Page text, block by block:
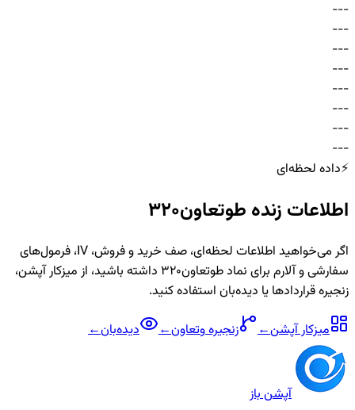
-
-
-
-
-
-
-
-
-
-
-
-
-
-
-
-
-
-
-
-
-
-
-
-
⚡داده لحظه‌ای
اطلاعات زنده طوتعاون320
اگر می‌خواهید اطلاعات لحظه‌ای، صف خرید و فروش، IV، فرمول‌های
سفارشی و آلارم برای نمادطوتعاون320
داشته باشید، از میزکار آپشن،
زنجیره قراردادها یا دیده‌بان استفاده کنید.
میزکار آپشن← زنجیرهوتعاون← دیده‌بان←
آپشن باز